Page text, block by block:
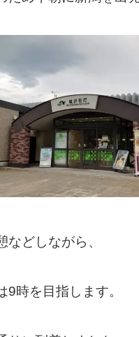
などしながら、
9時を目指します。